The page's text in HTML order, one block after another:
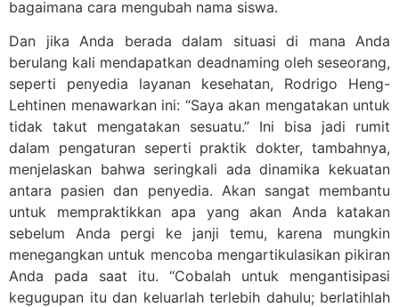
bagaimana cara mengubah nama siswa.
Dan jika Anda berada dalam situasi di mana Anda
berulang kali mendapatkan deadnaming oleh seseorang,
seperti penyedia layanan kesehatan, Rodrigo Heng-
Lehtinen menawarkan ini: “Saya akan mengatakan untuk
tidak takut mengatakan sesuatu.” Ini bisa jadi rumit
dalam pengaturan seperti praktik dokter, tambahnya,
menjelaskan bahwa seringkali ada dinamika kekuatan
antara pasien dan penyedia. Akan sangat membantu
untuk mempraktikkan apa yang akan Anda katakan
sebelum Anda pergi ke janji temu, karena mungkin
menegangkan untuk mencoba mengartikulasikan pikiran
Anda pada saat itu. “Cobalah untuk mengantisipasi
kegugupan itu dan keluarlah terlebih dahulu; berlatihlah